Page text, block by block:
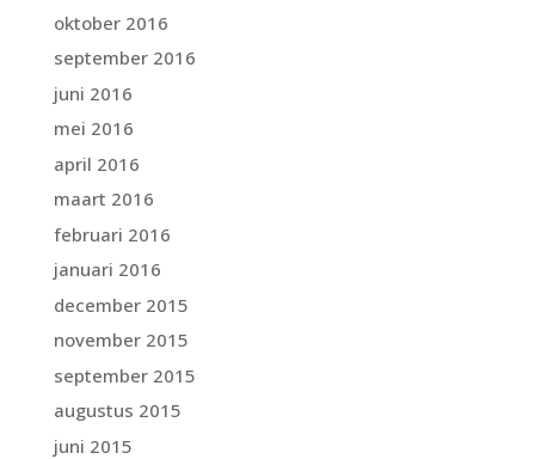
oktober 2016
september 2016
juni 2016
mei 2016
april 2016
maart 2016
februari 2016
januari 2016
december 2015
november 2015
september 2015
augustus 2015
juni 2015